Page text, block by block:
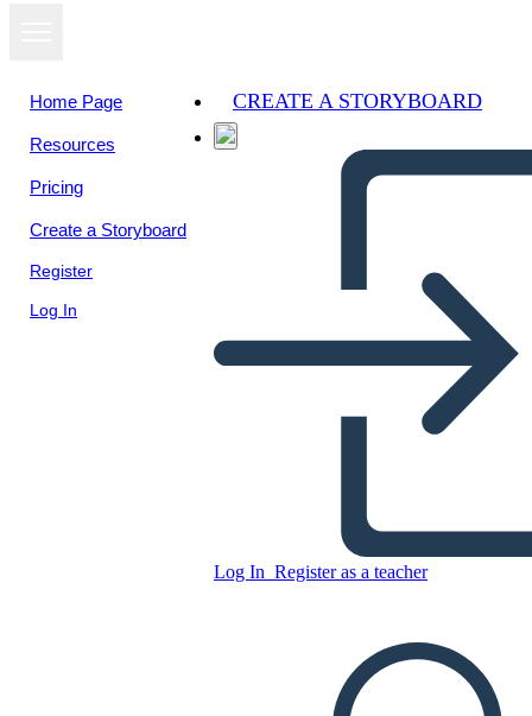
Home Page
Resources
Pricing
Create a Storyboard
Register
Log In
CREATE A STORYBOARD
Log In Register as a teacher
Copy this Storyboard
CREATE A STORYBOARD